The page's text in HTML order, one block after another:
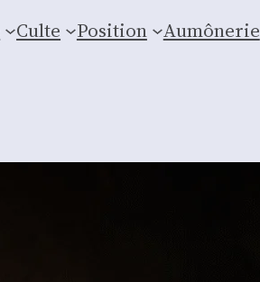
Culte Posi­tion Aumônerie